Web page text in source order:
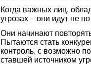
Когда важных лиц,
угрозах – они идут не
Они начинают
Пытаются стать
контроль, с возможно
ставшей источником